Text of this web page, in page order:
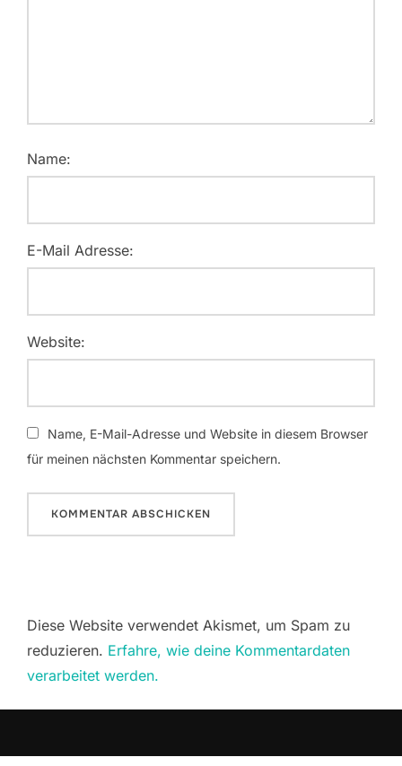
Name:
E-Mail Adresse:
Website:
Name, E-Mail-Adresse und Website in diesem Browser
für meinen nächsten Kommentar speichern.
Diese Website verwendet Akismet, um Spam zu
reduzieren. Erfahre, wie deine Kommentardaten
verarbeitet werden.